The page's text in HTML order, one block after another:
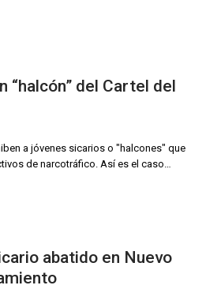
“halcón” del Cartel del
a jóvenes sicarios o "halcones" que
de narcotráfico. Así es el caso…
abatido en Nuevo